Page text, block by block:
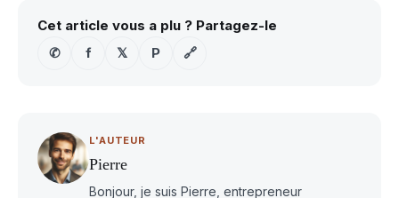
Cet article vous a plu ? Partagez-le
✆
f 𝕏 P 🔗
L'AUTEUR
Pierre
Bonjour, je suis Pierre, entrepreneur